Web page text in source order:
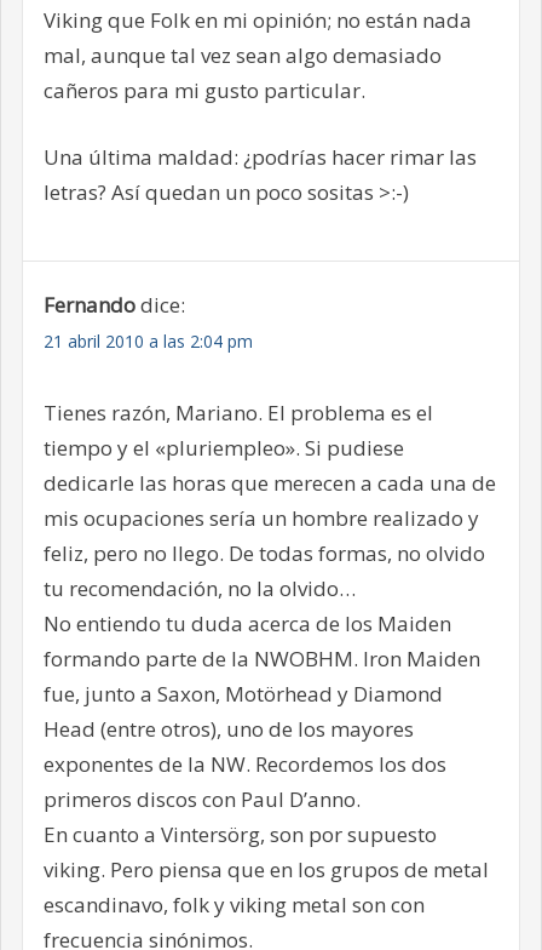
Viking que Folk en mi opinión; no están nada
mal, aunque tal vez sean algo demasiado
cañeros para mi gusto particular.
Una última maldad: ¿podrías hacer rimar las
letras? Así quedan un poco sositas >:-)
Fernandodice:
21 abril 2010 a las 2:04 pm
Tienes razón, Mariano. El problema es el
tiempo y el «pluriempleo». Si pudiese
dedicarle las horas que merecen a cada una de
mis ocupaciones sería un hombre realizado y
feliz, pero no llego. De todas formas, no olvido
tu recomendación, no la olvido…
No entiendo tu duda acerca de los Maiden
formando parte de la NWOBHM. Iron Maiden
fue, junto a Saxon, Motörhead y Diamond
Head (entre otros), uno de los mayores
exponentes de la NW. Recordemos los dos
primeros discos con Paul D’anno.
En cuanto a Vintersörg, son por supuesto
viking. Pero piensa que en los grupos de metal
escandinavo, folk y viking metal son con
frecuencia sinónimos.